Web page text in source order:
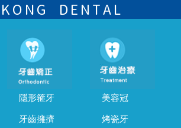
重新預約的日期及時段DENTAL
隱形箍牙
牙齒擁擠
美容冠
烤瓷牙